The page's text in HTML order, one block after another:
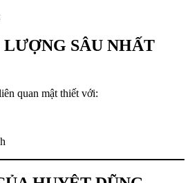
LƯỢNG SÂU NHẤT
quan mật thiết với: